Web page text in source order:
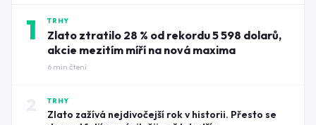
1 TRHY
Zlato ztratilo 28 % od rekordu 5 598 dolarů,
akcie mezitím míří na nová maxima
6 min čtení
TRHY
Zlato zažívá nejdivočejší rok v historii. Přesto se